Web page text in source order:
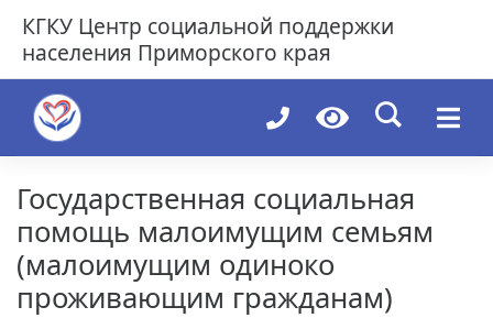
content
КГКУ Центр социальной поддержки
населения Приморского края
Государственная социальная
помощь малоимущим семьям
(малоимущим одиноко
проживающим гражданам)